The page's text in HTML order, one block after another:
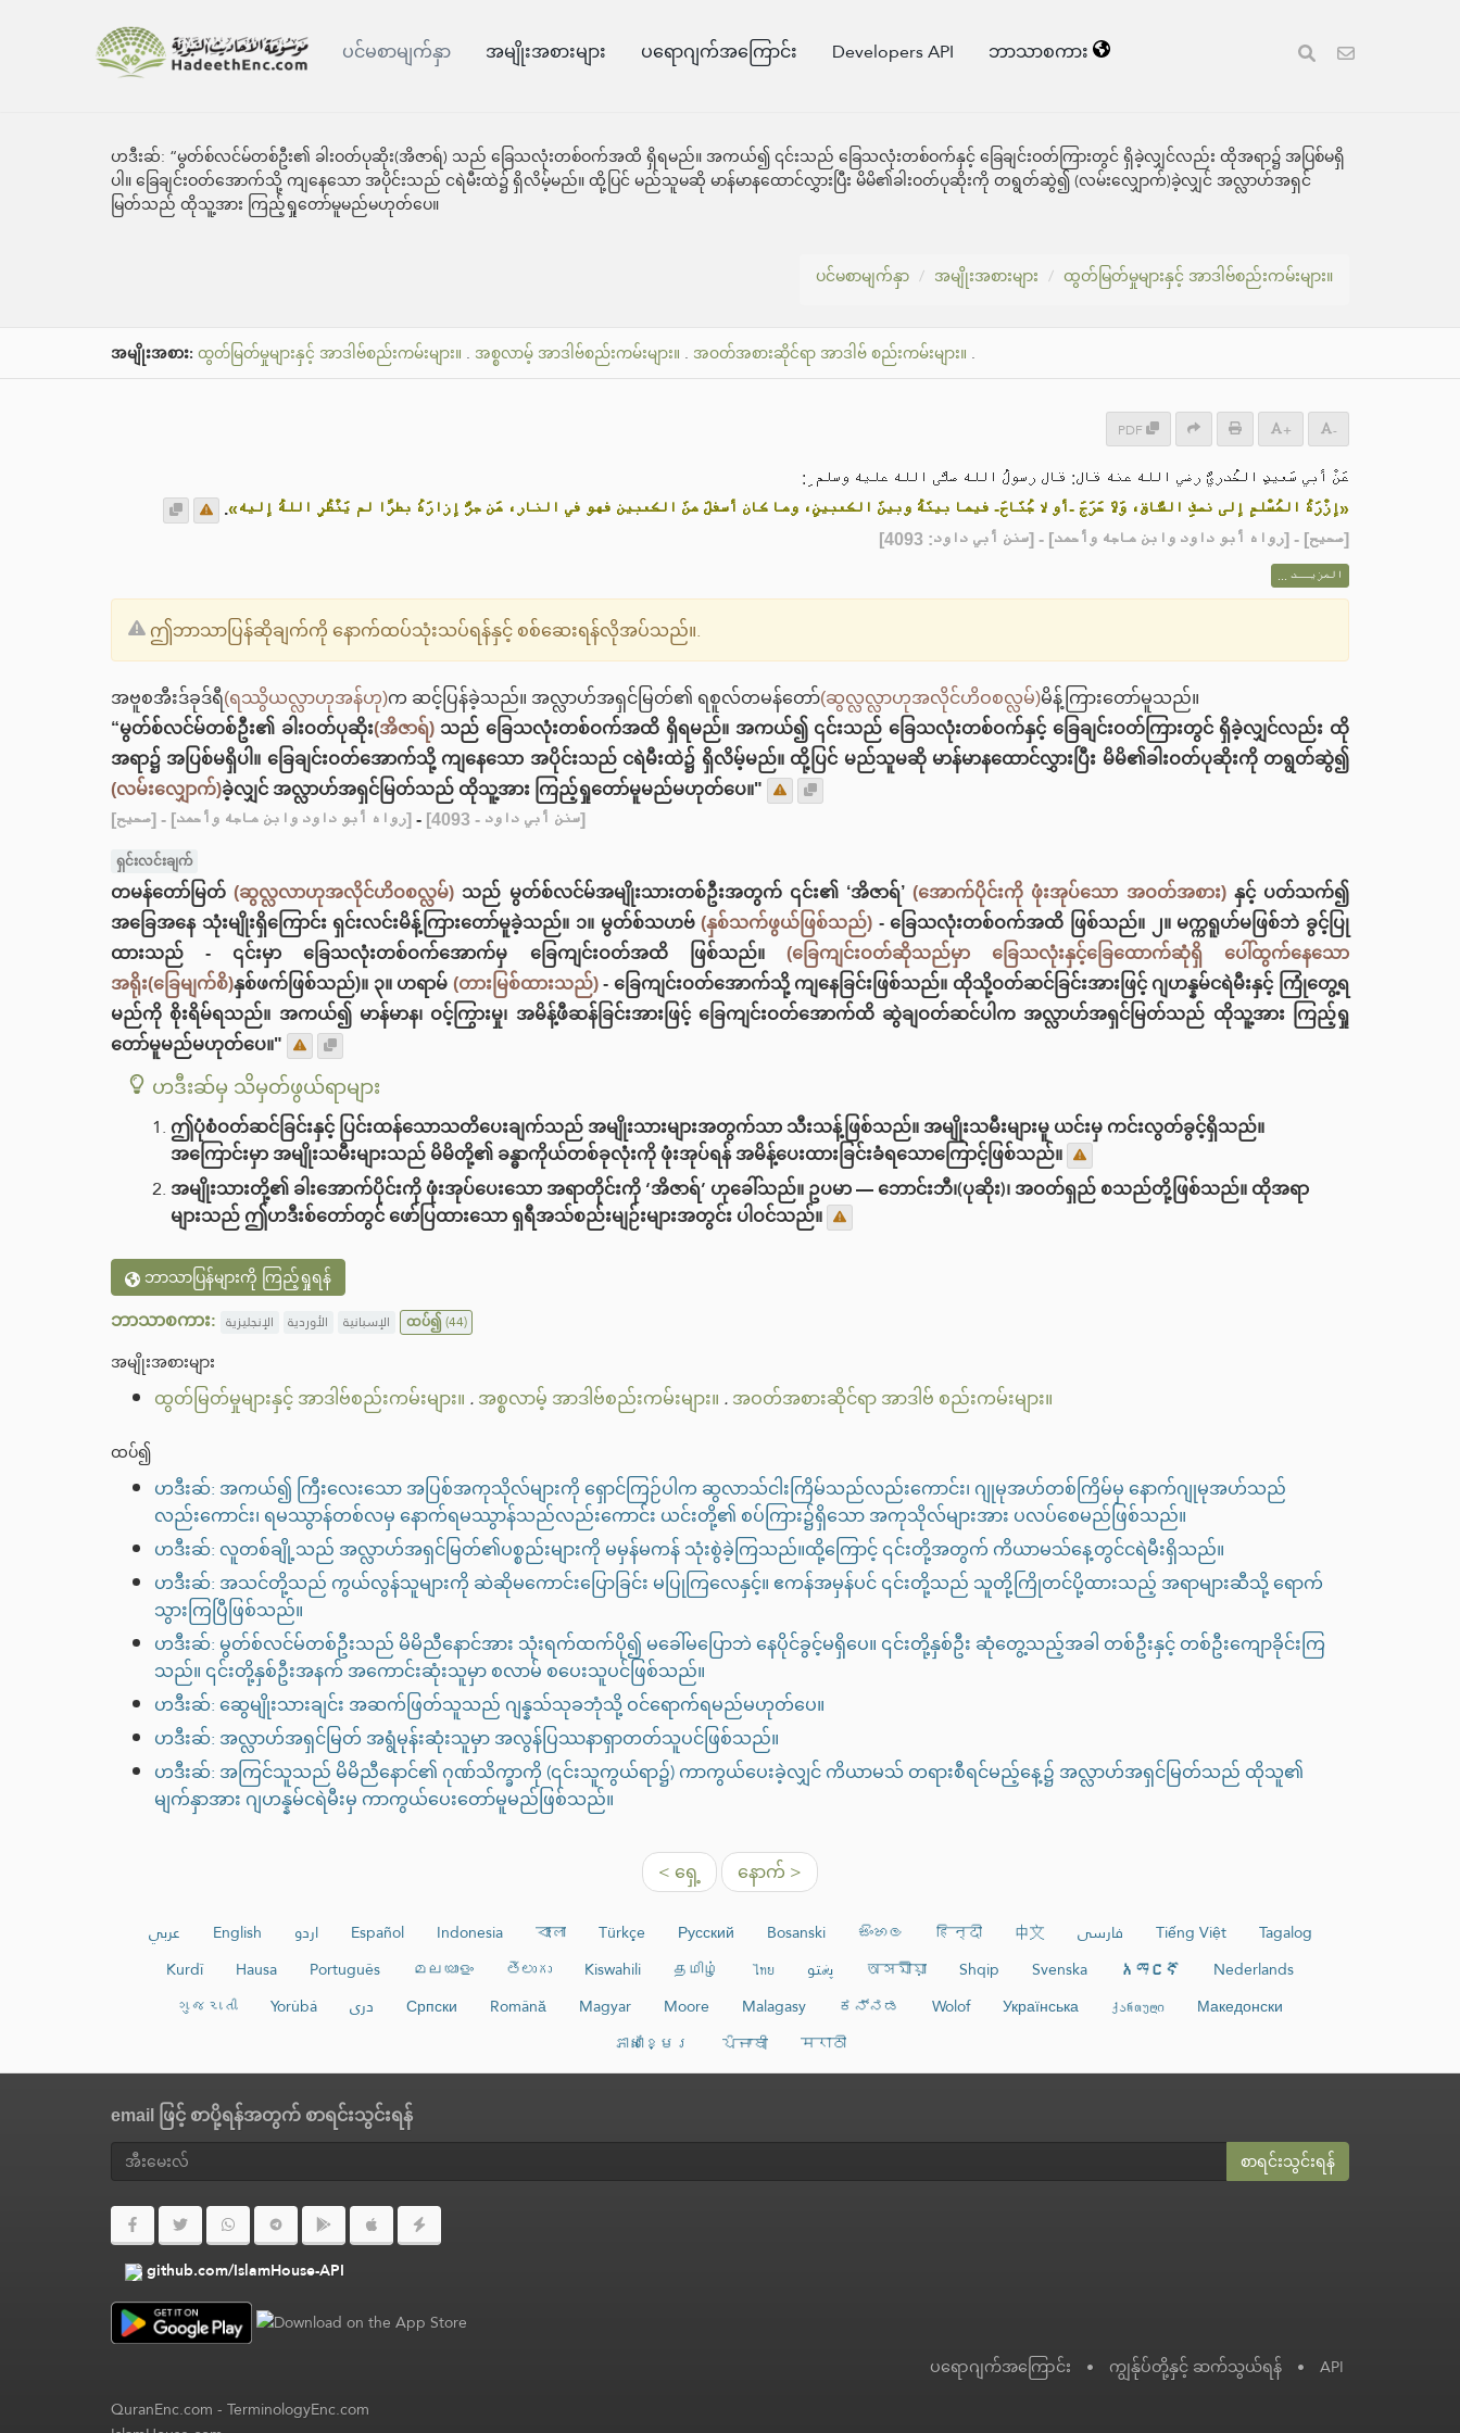
ပင်မစာမျက်နှာ အမျိုးအစားများ ပရောဂျက်အကြောင်း Developers API ဘာသာစကား
ဟဒီးဆ်: “မွတ်စ်လင်မ်တစ်ဦး၏ ခါးဝတ်ပုဆိုး(အိဇာရ်) သည် ခြေသလုံးတစ်ဝက်အထိ ရှိရမည်။ အကယ်၍ ၎င်းသည် ခြေသလုံးတစ်ဝက်နှင့် ခြေချင်းဝတ်ကြားတွင် ရှိခဲ့လျှင်လည်း ထိုအရာ၌ အပြစ်မရှိ
ပါ။ ခြေချင်းဝတ်အောက်သို့ ကျနေသော အပိုင်းသည် ငရဲမီးထဲ၌ ရှိလိမ့်မည်။ ထို့ပြင် မည်သူမဆို မာန်မာနထောင်လွှားပြီး မိမိ၏ခါးဝတ်ပုဆိုးကို တရွတ်ဆွဲ၍ (လမ်းလျှောက်)ခဲ့လျှင် အလ္လာဟ်အရှင်
မြတ်သည် ထိုသူ့အား ကြည့်ရှုတော်မူမည်မဟုတ်ပေ။
ပင်မစာမျက်နှာ အမျိုးအစားများ ထွတ်မြတ်မှုများနှင့် အာဒါဗ်စည်းကမ်းများ။
အမျိုးအစား: ထွတ်မြတ်မှုများနှင့် အာဒါဗ်စည်းကမ်းများ။ . အစ္စလာမ့် အာဒါဗ်စည်းကမ်းများ။ . အဝတ်အစားဆိုင်ရာ အာဒါဗ် စည်းကမ်းများ။ .
PDF + -
عَنْ أبي سَعيدٍ الخُدريَّ رضي الله عنه قال: قال رسولُ الله صلَّى الله عليه وسلم ِ:
«إزْرَةُ المُسْلمِ إلى نصفِ السَّاق، وَلَا حَرَجَ -أو لا جُنَاحَ- فيما بينَهُ وبينَ الكعبينِ، وما كان أسفلَ منَ الكعبين فهو في النار، مَن جرَّ إزارَهُ بطرًا لم يَنْظُرِ اللهُ إليه».
[صحيح] - [رواه أبو داود وابن ماجه وأحمد] - [سنن أبي داود: 4093]
المزيــد ...
ဤဘာသာပြန်ဆိုချက်ကို နောက်ထပ်သုံးသပ်ရန်နှင့် စစ်ဆေးရန်လိုအပ်သည်။.
အဗူစအီးဒ်ခုဒ်ရီ(ရဿွိယလ္လာဟုအန်ဟု)က ဆင့်ပြန်ခဲ့သည်။ အလ္လာဟ်အရှင်မြတ်၏ ရစူလ်တမန်တော်(ဆွလ္လလ္လာဟုအလိုင်ဟိဝစလ္လမ်)မိန့်ကြားတော်မူသည်။
“မွတ်စ်လင်မ်တစ်ဦး၏ ခါးဝတ်ပုဆိုး(အိဇာရ်)သည် ခြေသလုံးတစ်ဝက်အထိ ရှိရမည်။ အကယ်၍ ၎င်းသည် ခြေသလုံးတစ်ဝက်နှင့် ခြေချင်းဝတ်ကြားတွင် ရှိခဲ့လျှင်လည်း ထို
အရာ၌ အပြစ်မရှိပါ။ ခြေချင်းဝတ်အောက်သို့ ကျနေသော အပိုင်းသည် ငရဲမီးထဲ၌ ရှိလိမ့်မည်။ ထို့ပြင် မည်သူမဆို မာန်မာနထောင်လွှားပြီး မိမိ၏ခါးဝတ်ပုဆိုးကို တရွတ်ဆွဲ၍
(လမ်းလျှောက်)ခဲ့လျှင် အလ္လာဟ်အရှင်မြတ်သည် ထိုသူ့အား ကြည့်ရှုတော်မူမည်မဟုတ်ပေ။"
[صحيح]
- [رواه أبو داود وابن ماجه وأحمد] - [سنن أبي داود - 4093]
ရှင်းလင်းချက်
တမန်တော်မြတ်(ဆွလ္လလာဟုအလိုင်ဟိဝစလ္လမ်) သည် မွတ်စ်လင်မ်အမျိုးသားတစ်ဦးအတွက် ၎င်း၏ ‘အိဇာရ်’(အောက်ပိုင်းကို ဖုံးအုပ်သော အဝတ်အစား)နှင့် ပတ်သက်၍
အခြေအနေ သုံးမျိုးရှိကြောင်း ရှင်းလင်းမိန့်ကြားတော်မူခဲ့သည်။ ၁။ မွတ်စ်သဟဗ်(နှစ်သက်ဖွယ်ဖြစ်သည်) - ခြေသလုံးတစ်ဝက်အထိ ဖြစ်သည်။ ၂။ မက္ကရူဟ်မဖြစ်ဘဲ ခွင့်ပြု
ထားသည် - ၎င်းမှာ ခြေသလုံးတစ်ဝက်အောက်မှ ခြေကျင်းဝတ်အထိ ဖြစ်သည်။ (ခြေကျင်းဝတ်ဆိုသည်မှာ ခြေသလုံးနှင့်ခြေထောက်ဆုံရှိ ပေါ်ထွက်နေသော
အရိုး(ခြေမျက်စိ)နှစ်ဖက်ဖြစ်သည်)။ ၃။ ဟရာမ် (တားမြစ်ထားသည်)- ခြေကျင်းဝတ်အောက်သို့ ကျနေခြင်းဖြစ်သည်။ ထိုသို့ဝတ်ဆင်ခြင်းအားဖြင့် ဂျဟန္နမ်ငရဲမီးနှင့် ကြုံတွေ့ရ
မည်ကို စိုးရိမ်ရသည်။ အကယ်၍ မာန်မာန၊ ဝင့်ကြွားမှု၊ အမိန့်ဖီဆန်ခြင်းအားဖြင့် ခြေကျင်းဝတ်အောက်ထိ ဆွဲချဝတ်ဆင်ပါက အလ္လာဟ်အရှင်မြတ်သည် ထိုသူ့အား ကြည့်ရှု
တော်မူမည်မဟုတ်ပေ။"
ဟဒီးဆ်မှ သိမှတ်ဖွယ်ရာများ
ဤပုံစံဝတ်ဆင်ခြင်းနှင့် ပြင်းထန်သောသတိပေးချက်သည် အမျိုးသားများအတွက်သာ သီးသန့်ဖြစ်သည်။ အမျိုးသမီးများမူ ယင်းမှ ကင်းလွတ်ခွင့်ရှိသည်။
အကြောင်းမှာ အမျိုးသမီးများသည် မိမိတို့၏ ခန္ဓာကိုယ်တစ်ခုလုံးကို ဖုံးအုပ်ရန် အမိန့်ပေးထားခြင်းခံရသောကြောင့်ဖြစ်သည်။
အမျိုးသားတို့၏ ခါးအောက်ပိုင်းကို ဖုံးအုပ်ပေးသော အရာတိုင်းကို ‘အိဇာရ်’ ဟုခေါ်သည်။ ဥပမာ — ဘောင်းဘီ၊(ပုဆိုး)၊ အဝတ်ရှည် စသည်တို့ဖြစ်သည်။ ထိုအရာ
များသည် ဤဟဒီးစ်တော်တွင် ဖော်ပြထားသော ရှရီအသ်စည်းမျဉ်းများအတွင်း ပါဝင်သည်။
ဘာသာပြန်များကို ကြည့်ရှုရန်
ဘာသာစကား: الإنجليزية الأوردية الإسبانية ထပ်၍(44)
အမျိုးအစားများ
ထွတ်မြတ်မှုများနှင့် အာဒါဗ်စည်းကမ်းများ။ .အစ္စလာမ့် အာဒါဗ်စည်းကမ်းများ။ .အဝတ်အစားဆိုင်ရာ အာဒါဗ် စည်းကမ်းများ။
ထပ်၍
ဟဒီးဆ်: အကယ်၍ ကြီးလေးသော အပြစ်အကုသိုလ်များကို ရှောင်ကြဉ်ပါက ဆွလာသ်ငါးကြိမ်သည်လည်းကောင်း၊ ဂျုမုအဟ်တစ်ကြိမ်မှ နောက်ဂျုမုအဟ်သည်
လည်းကောင်း၊ ရမဿွာန်တစ်လမှ နောက်ရမဿွာန်သည်လည်းကောင်း ယင်းတို့၏ စပ်ကြား၌ရှိသော အကုသိုလ်များအား ပလပ်စေမည်ဖြစ်သည်။
ဟဒီးဆ်: လူတစ်ချို့သည် အလ္လာဟ်အရှင်မြတ်၏ပစ္စည်းများကို မမှန်မကန် သုံးစွဲခဲ့ကြသည်။ထို့ကြောင့် ၎င်းတို့အတွက် ကိယာမသ်နေ့တွင်ငရဲမီးရှိသည်။
ဟဒီးဆ်: အသင်တို့သည် ကွယ်လွန်သူများကို ဆဲဆိုမကောင်းပြောခြင်း မပြုကြလေနှင့်။ ဧကန်အမှန်ပင် ၎င်းတို့သည် သူတို့ကြိုတင်ပို့ထားသည့် အရာများဆီသို့ ရောက်
သွားကြပြီဖြစ်သည်။
ဟဒီးဆ်: မွတ်စ်လင်မ်တစ်ဦးသည် မိမိညီနောင်အား သုံးရက်ထက်ပို၍ မခေါ်မပြောဘဲ နေပိုင်ခွင့်မရှိပေ။ ၎င်းတို့နှစ်ဦး ဆုံတွေ့သည့်အခါ တစ်ဦးနှင့် တစ်ဦးကျောခိုင်းကြ
သည်။ ၎င်းတို့နှစ်ဦးအနက် အကောင်းဆုံးသူမှာ စလာမ် စပေးသူပင်ဖြစ်သည်။
ဟဒီးဆ်: ဆွေမျိုးသားချင်း အဆက်ဖြတ်သူသည် ဂျန္နသ်သုခဘုံသို့ ဝင်ရောက်ရမည်မဟုတ်ပေ။
ဟဒီးဆ်: အလ္လာဟ်အရှင်မြတ် အရွံမုန်းဆုံးသူမှာ အလွန်ပြဿနာရှာတတ်သူပင်ဖြစ်သည်။
ဟဒီးဆ်: အကြင်သူသည် မိမိညီနောင်၏ ဂုဏ်သိက္ခာကို (၎င်းသူကွယ်ရာ၌) ကာကွယ်ပေးခဲ့လျှင် ကိယာမသ် တရားစီရင်မည့်နေ့၌ အလ္လာဟ်အရှင်မြတ်သည် ထိုသူ၏
မျက်နှာအား ဂျဟန္နမ်ငရဲမီးမှ ကာကွယ်ပေးတော်မူမည်ဖြစ်သည်။
< ရှေ့ နောက် >
عربي English اردو Español Indonesia বাংলা Türkçe Русский Bosanski සිංහල हिन्दी 中文 فارسی Tiếng Việt
Tagalog
Kurdî
Hausa Português മലയാളം తెలుగు Kiswahili தமிழ் ไทย پښتو অসমীয়া Shqip Svenska አማርኛ
Nederlands
ગુજરાતી
Yorùbá دری Српски Română Magyar Moore Malagasy ಕನ್ನಡ Wolof Українська ქართული
Македонски
ភាសាខ្មែរ
ਪੰਜਾਬੀ मराठी
email ဖြင့် စာပို့ရန်အတွက် စာရင်းသွင်းရန်
စာရင်းသွင်းရန်
github.com/IslamHouse-API
ပရောဂျက်အကြောင်း • ကျွန်ုပ်တို့နှင့် ဆက်သွယ်ရန် • API
QuranEnc.com-TerminologyEnc.com